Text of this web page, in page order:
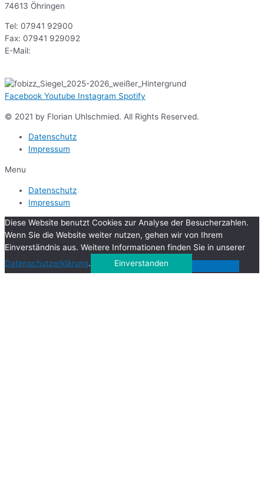
74613 Öhringen
Tel: 07941 92900
Fax: 07941 929092
E-Mail:
Facebook Youtube Instagram Spotify
© 2021 by Florian Uhlschmied. All Rights Reserved.
Datenschutz
Impressum
Menu
Datenschutz
Impressum
Diese Website benutzt Cookies zur Analyse der Besucherzahlen.
Wenn Sie die Website weiter nutzen, gehen wir von Ihrem
Einverständnis aus. Weitere Informationen finden Sie in unserer
Datenschutzerklärung. Einverstanden